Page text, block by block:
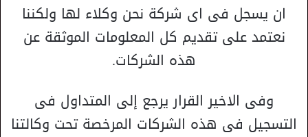
ان يسجل فى اى شركة نحن وكلاء لها ولكننا
نعتمد على تقديم كل المعلومات الموثقة عن
هذه الشركات.
وفى الاخير القرار يرجع إلى المتداول فى
التسجيل فى هذه الشركات المرخصة تحت وكالتنا